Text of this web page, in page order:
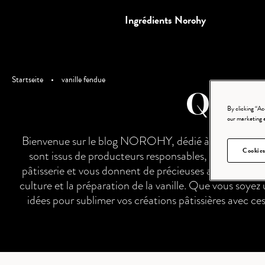
Ingrédients Norohy
Startseite • vanille fendue
Bienvenue sur le blog NOROHY, dédié à la vanille
sont issus de producteurs responsables, et la
pâtisserie et vous donnent de précieuses astuces
culture et la préparation de la vanille. Que vous
idées pour sublimer vos créations pâtissières avec
By clicking
our marketing